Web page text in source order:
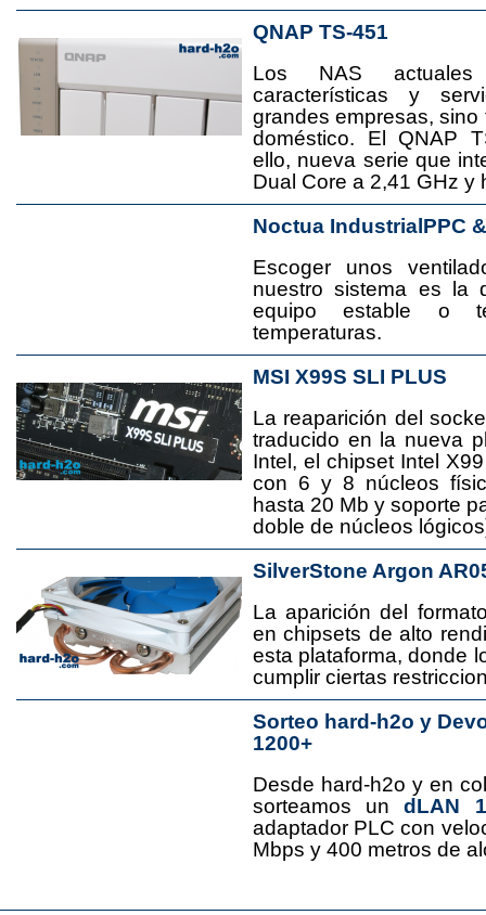
QNAP TS-451
Los NAS
características y
grandes empresas,
doméstico. El QNAP
ello, nueva serie que
Dual Core a 2,41 GHz y
Noctua IndustrialPPC
Escoger unos
nuestro sistema es la
equipo estable o
temperaturas.
MSI X99S SLI PLUS
La reaparición del
traducido en la nueva
Intel, el chipset Intel
con 6 y 8 núcleos
hasta 20 Mb y soporte
doble de núcleos
SilverStone Argon
La aparición del
en chipsets de alto
esta plataforma, donde
cumplir ciertas
Sorteo hard-h2o y
1200+
Desde hard-h2o y en
sorteamos undLAN
adaptador PLC con
Mbps y 400 metros de